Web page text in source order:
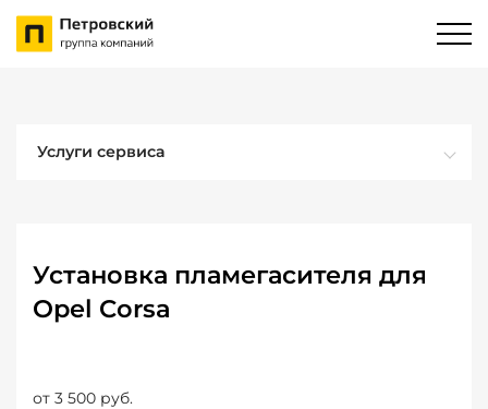
Услуги сервиса
Установка пламегасителя для
Opel Corsa
от 3 500 руб.